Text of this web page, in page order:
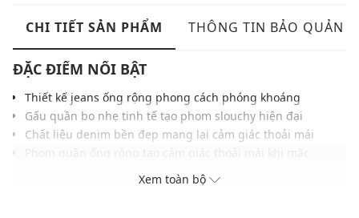
CHI TIẾT SẢN PHẨM THÔNG TIN BẢO QUẢN
ĐẶC ĐIỂM NỔI BẬT
Thiết kế jeans ống rộng phong cách phóng khoáng
Gấu quần bo nhẹ tinh tế tạo phom slouchy hiện đại
Chất liệu denim bền đẹp mang lại cảm giác thoải mái
Cạp cao phối túi hông tăng tính tiện dụng hàng ngày
Gam xanh olive nổi bật tạo điểm nhấn thời thượng
Xem toàn bộ